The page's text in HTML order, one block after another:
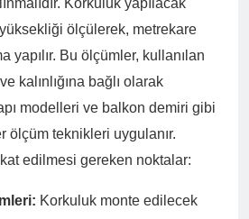
Korkuluk yapılacak
ölçülerek, metrekare
yapılır. Bu ölçümler, kullanılan
kalınlığına bağlı olarak
modelleri ve balkon demiri gibi
ölçüm teknikleri uygulanır.
edilmesi gereken noktalar:
Korkuluk monte edilecek